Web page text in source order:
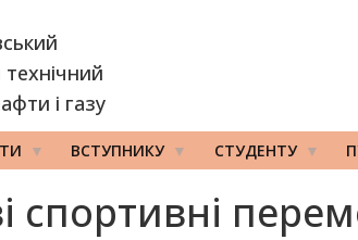
і газу
ВСТУПНИКУ СТУДЕНТУ
спортивні